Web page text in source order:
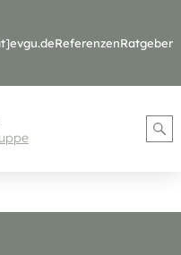
ReferenzenRatgeber